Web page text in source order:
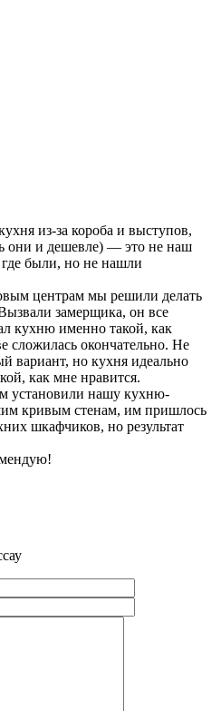
из-за короба и выступов,
они и дешевле) — это не наш
были, но не нашли
центрам мы решили делать
замерщика, он все
кухню именно такой, как
сложилась окончательно. Не
вариант, но кухня идеально
как мне нравится.
установили нашу кухню-
кривым стенам, им пришлось
шкафчиков, но результат